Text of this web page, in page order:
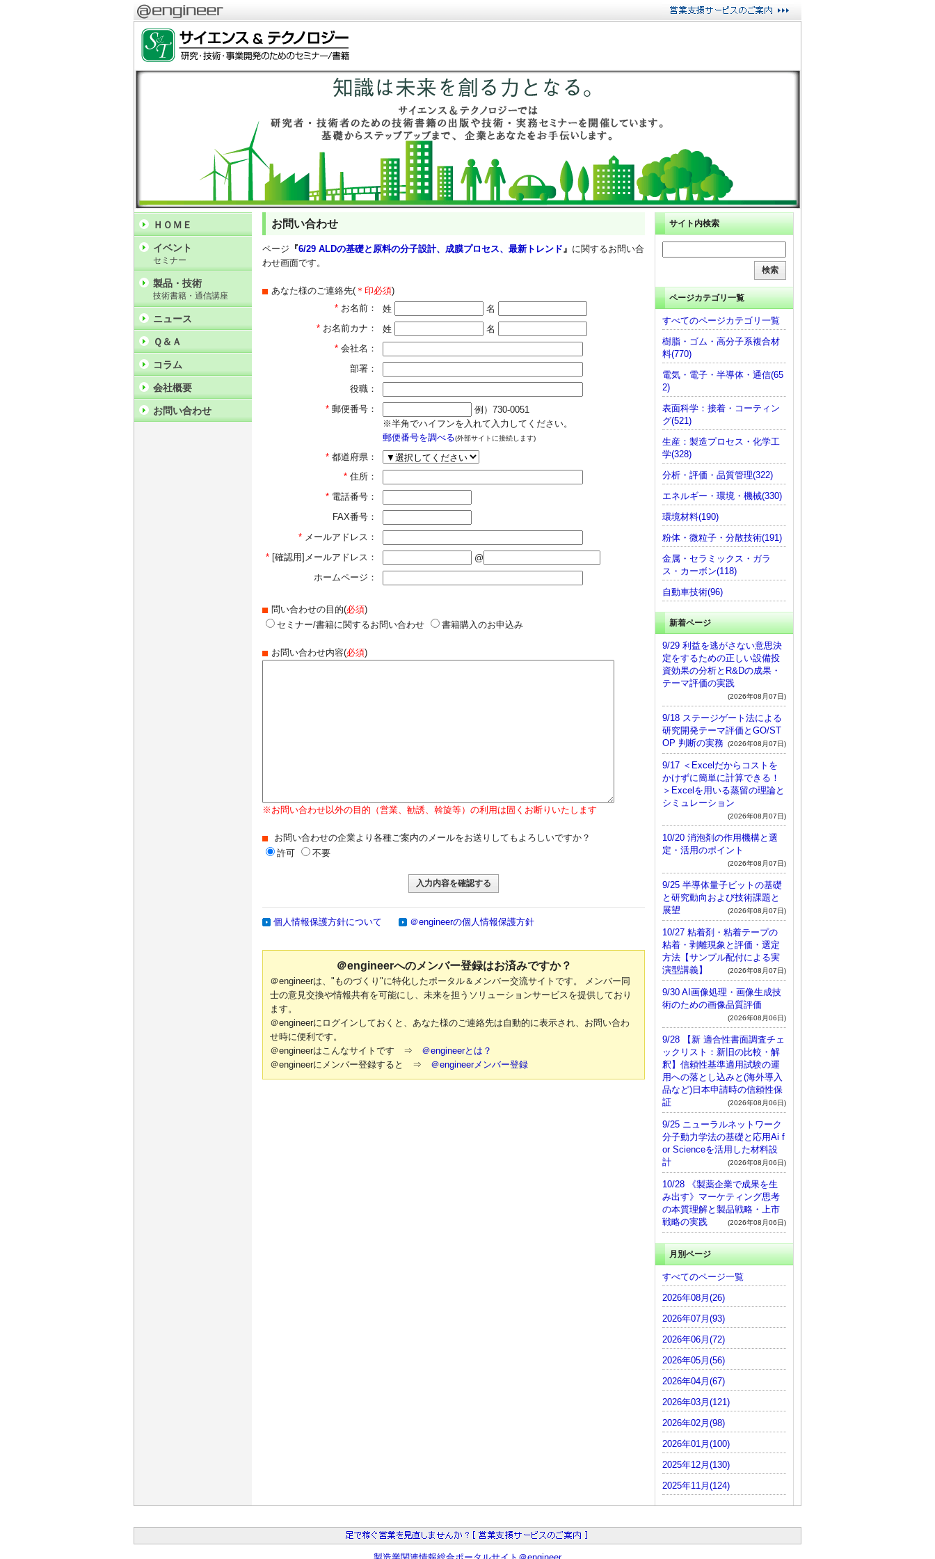
お問い合わせ
ページ 『6/29 ALDの基礎と原料の分子設計、成膜プロセス、最新トレンド』 に関するお問い合
わせ画面です。
あなた様のご連絡先(＊印必須)
* お名前： 姓
名
* お名前カナ： 姓
名
* 会社名：
部署：
役職：
* 郵便番号：
例）730-0051
※半角でハイフンを入れて入力してください。
郵便番号を調べる(外部サイトに接続します)
* 都道府県：
* 住所：
* 電話番号：
FAX番号：
* メールアドレス：
* [確認用]メールアドレス：
@
ホームページ：
問い合わせの目的(必須)
セミナー/書籍に関するお問い合わせ
書籍購入のお申込み
お問い合わせ内容(必須)
※お問い合わせ以外の目的（営業、勧誘、斡旋等）の利用は固くお断りいたします
お問い合わせの企業より各種ご案内のメールをお送りしてもよろしいですか？
許可
不要
個人情報保護方針について ＠engineerの個人情報保護方針
＠engineerへのメンバー登録はお済みですか？
＠engineerは、"ものづくり"に特化したポータル＆メンバー交流サイトです。 メンバー同
士の意見交換や情報共有を可能にし、未来を担うソリューションサービスを提供しており
ます。
＠engineerにログインしておくと、あなた様のご連絡先は自動的に表示され、お問い合わ
せ時に便利です。
＠engineerはこんなサイトです ⇒ ＠engineerとは？
＠engineerにメンバー登録すると ⇒ ＠engineerメンバー登録
ＨＯＭＥ
イベント
セミナー
製品・技術
技術書籍・通信講座
ニュース
Ｑ＆Ａ
コラム
会社概要
お問い合わせ
サイト内検索
ページカテゴリ一覧
すべてのページカテゴリ一覧
樹脂・ゴム・高分子系複合材
料(770)
電気・電子・半導体・通信(65
2)
表面科学：接着・コーティン
グ(521)
生産：製造プロセス・化学工
学(328)
分析・評価・品質管理(322)
エネルギー・環境・機械(330)
環境材料(190)
粉体・微粒子・分散技術(191)
金属・セラミックス・ガラ
ス・カーボン(118)
自動車技術(96)
新着ページ
9/29 利益を逃がさない意思決
定をするための正しい設備投
資効果の分析とR&Dの成果・
テーマ評価の実践
(2026年08月07日)
9/18 ステージゲート法による
研究開発テーマ評価とGO/ST
OP 判断の実務 (2026年08月07日)
9/17 ＜Excelだからコストを
かけずに簡単に計算できる！
＞Excelを用いる蒸留の理論と
シミュレーション
(2026年08月07日)
10/20 消泡剤の作用機構と選
定・活用のポイント
(2026年08月07日)
9/25 半導体量子ビットの基礎
と研究動向および技術課題と
展望
(2026年08月07日)
10/27 粘着剤・粘着テープの
粘着・剥離現象と評価・選定
方法【サンプル配付による実
演型講義】
(2026年08月07日)
9/30 AI画像処理・画像生成技
術のための画像品質評価
(2026年08月06日)
9/28 【新 適合性書面調査チェ
ックリスト：新旧の比較・解
釈】信頼性基準適用試験の運
用への落とし込みと(海外導入
品など)日本申請時の信頼性保
証
(2026年08月06日)
9/25 ニューラルネットワーク
分子動力学法の基礎と応用Ai f
or Scienceを活用した材料設
計
(2026年08月06日)
10/28 《製薬企業で成果を生
み出す》マーケティング思考
の本質理解と製品戦略・上市
戦略の実践
(2026年08月06日)
月別ページ
すべてのページ一覧
2026年08月(26)
2026年07月(93)
2026年06月(72)
2026年05月(56)
2026年04月(67)
2026年03月(121)
2026年02月(98)
2026年01月(100)
2025年12月(130)
2025年11月(124)